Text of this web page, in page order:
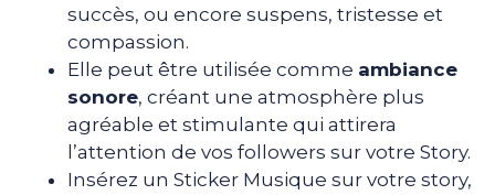
succès, ou encore suspens, tristesse et
compassion.
Elle peut être utilisée comme ambiance
sonore, créant une atmosphère plus
agréable et stimulante qui attirera
l’attention de vos followers sur votre Story.
Insérez un Sticker Musique sur votre story,